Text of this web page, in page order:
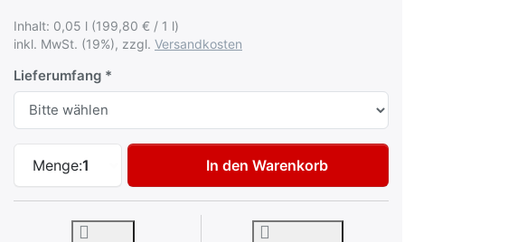
Inhalt: 0,05 l (199,80 € / 1 l)
inkl. MwSt. (19%), zzgl. Versandkosten
Lieferumfang
Menge:1
Autolack Lackstift für Mercedes LKW 3520 Vulcanorot
In den Warenkorb